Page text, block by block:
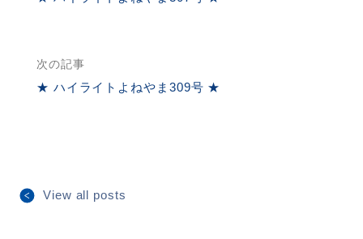
次の記事
★ ハイライトよねやま309号 ★
View all posts